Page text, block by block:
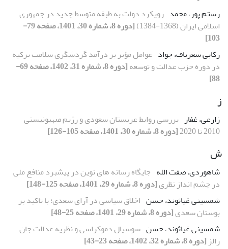
رستم ‌پور، محمد رویکرد دولت به طبقه متوسط جدید در جمهوری
اسلامی ایران (1368-1384)
[دوره 8، شماره 30، 1401، صفحه 79-
103]
رکابی شعرباف، جواد عوامل مؤثر بر درآمد گردشگری سلامت ترکیه
در دوره حزب عدالت و توسعه
[دوره 8، شماره 31، 1402، صفحه 69-
88]
ز
زارعی، غفار بررسی روابط عربستان سعودی و رژیم صهیونیستی
2010 تا 2020
[دوره 8، شماره 30، 1401، صفحه 105-126]
ش
شاهوردی، صفت الله جایگاه رسانه های نوین در پیشبرد منافع ملی
در چشم انداز نظری[دوره 8، شماره 29، 1401، صفحه 125-148]
شمسینی غیاثوند، حسن اخلاق سیاسی در آرای سعدی؛ با تاکید بر
بوستان سعدی[دوره 8، شماره 29، 1401، صفحه 25-48]
شمسینی غیاثوند، حسن سوسیال دموکراسی و نظریه عدالت جان
رالز [دوره 8، شماره 32، 1402، صفحه 23-43]